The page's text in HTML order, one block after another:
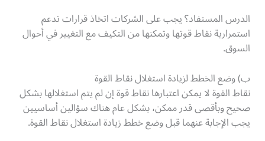
الدرس المستفاد؟ يجب على الشركات اتخاذ قرارات تدعم
استمرارية نقاط قوتها وتمكنها من التكيف مع التغيير في أحوال
السوق.
ب) وضع الخطط لزيادة استغلال نقاط القوة
نقاط القوة لا يمكن اعتبارها نقاط قوة إن لم يتم استغلالها بشكل
صحيح وبأقصى قدر ممكن، بشكل عام هناك سؤالين أساسيين
يجب الإجابة عنهما قبل وضع خطط زيادة استغلال نقاط القوة.